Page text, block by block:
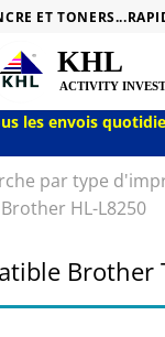
ET
les envois
par type
Brother HL-L8250
Brother